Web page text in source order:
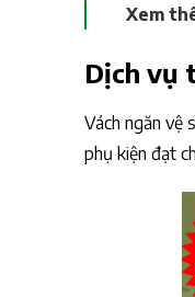
Xem
Dịch vụ
Vách ngăn vệ
phụ kiện đạt